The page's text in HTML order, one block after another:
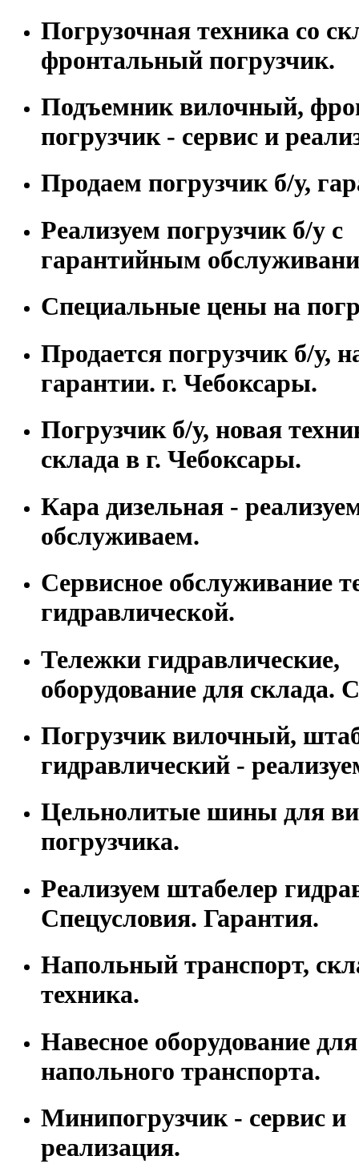
Погрузочная техника со
фронтальный погрузчик.
Подъемник вилочный,
погрузчик - сервис и
Продаем погрузчик б/у,
Реализуем погрузчик б/у с
гарантийным
Специальные цены на
Продается погрузчик б/у,
гарантии. г. Чебоксары.
Погрузчик б/у, новая
склада в г. Чебоксары.
Кара дизельная -
обслуживаем.
Сервисное обслуживание
гидравлической.
Тележки гидравлические,
оборудование для склада.
Погрузчик вилочный,
гидравлический -
Цельнолитые шины для
погрузчика.
Реализуем штабелер
Спецусловия. Гарантия.
Напольный транспорт,
техника.
Навесное оборудование для
напольного транспорта.
Минипогрузчик - сервис и
реализация.